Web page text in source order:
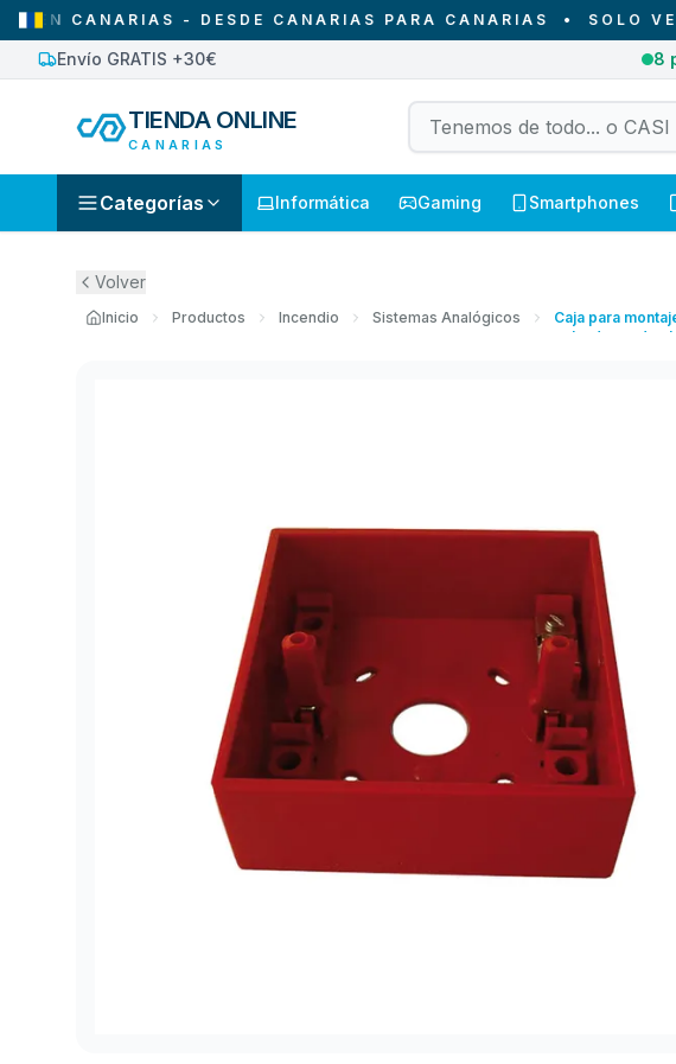
CANARIAS - DESDE CANARIAS PARA CANARIAS •SOLO
Envío GRATIS +30€
TIENDA ONLINE
CANARIAS
Categorías Informática Gaming Smartphones
Volver
Inicio Productos Incendio Sistemas Analógicos
Caja para
pulsadores de